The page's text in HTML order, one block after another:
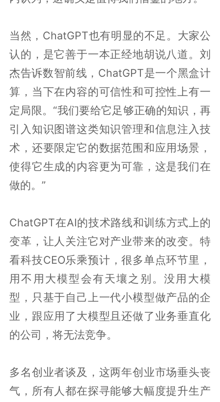
当然，ChatGPT也有明显的不足。大家公
认的，是它善于一本正经地胡说八道。刘
杰告诉数智前线，ChatGPT是一个黑盒计
算，当下在内容的可信性和可控性上有一
定局限。“我们要给它足够正确的知识，再
引入知识图谱这类知识管理和信息注入技
术，还要限定它的数据范围和应用场景，
使得它生成的内容更为可靠，这是我们在
做的。”
ChatGPT在AI的技术路线和训练方式上的
变革，让人关注它对产业带来的改变。特
看科技CEO乐乘预计，很多单点环节里，
用不用大模型会有天壤之别。没用大模
型，只基于自己上一代小模型做产品的企
业，跟应用了大模型且还做了业务垂直化
的公司，将无法竞争。
多名创业者谈及，这两年创业市场垂头丧
气，所有人都在探寻能够大幅度提升生产